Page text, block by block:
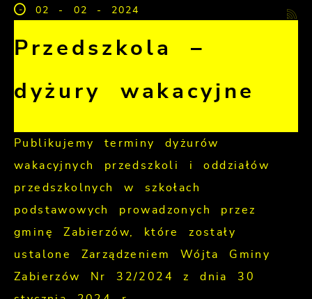
02 - 02 - 2024
Przedszkola –
dyżury wakacyjne
Publikujemy terminy dyżurów
wakacyjnych przedszkoli i oddziałów
przedszkolnych w szkołach
podstawowych prowadzonych przez
gminę Zabierzów, które zostały
ustalone Zarządzeniem Wójta Gminy
Zabierzów Nr 32/2024 z dnia 30